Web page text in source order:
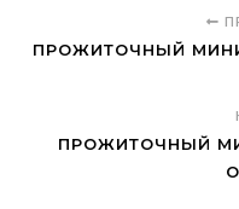
ПРОЖИТОЧНЫЙ
ПРОЖИТОЧНЫЙ